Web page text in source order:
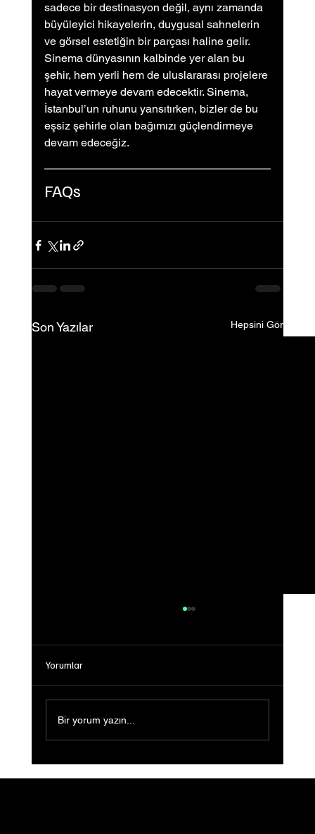
sadece bir destinasyon değil, aynı zamanda
büyüleyici hikayelerin, duygusal sahnelerin
ve görsel estetiğin bir parçası haline gelir.
Sinema dünyasının kalbinde yer alan bu
şehir, hem yerli hem de uluslararası projelere
hayat vermeye devam edecektir. Sinema,
İstanbul’un ruhunu yansıtırken, bizler de bu
eşsiz şehirle olan bağımızı güçlendirmeye
devam edeceğiz.
FAQs
Son Yazılar Hepsini Gör
Yorumlar
Bir yorum yazın...